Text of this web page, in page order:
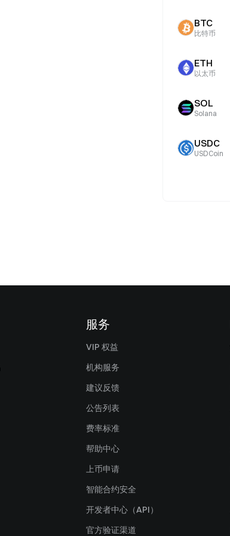
BTC
比特币
ETH
以太币
SOL
Solana
USDC
USDCoin
服务
VIP 权益
机构服务
建议反馈
公告列表
费率标准
帮助中心
上币申请
智能合约安全
开发者中心（API）
官方验证渠道